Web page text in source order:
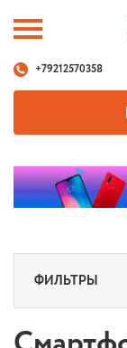
+79212570358
ФИЛЬТРЫ